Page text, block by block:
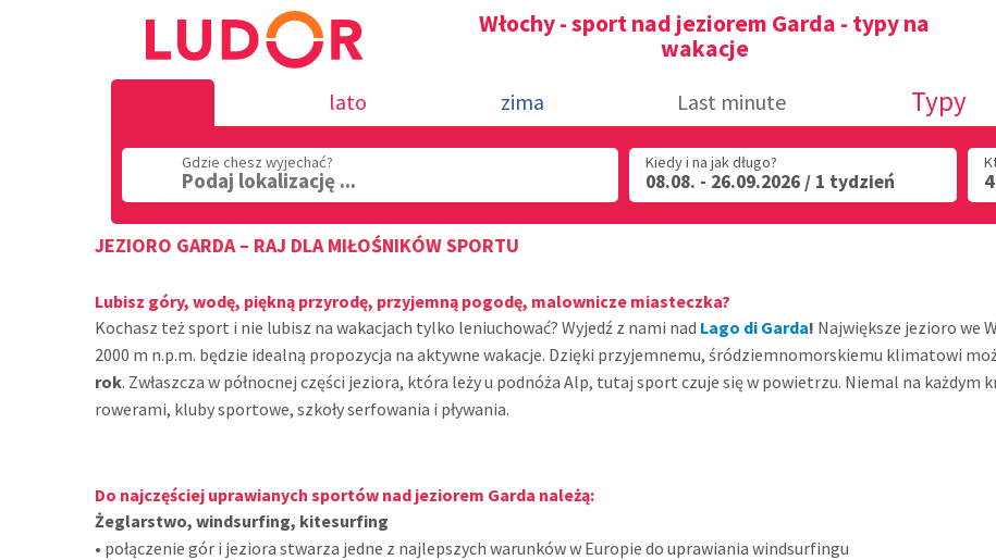
Włochy - sport nad jeziorem Garda - typy na
wakacje
lato zima Last minute Typy
Gdzie chesz wyjechać?
Podaj lokalizację ...
Kiedy i na jak długo?
08.08. - 26.09.2026 / 1 tydzień
JEZIORO GARDA – RAJ DLA MIŁOŚNIKÓW SPORTU
Lubisz góry, wodę, piękną przyrodę, przyjemną pogodę, malownicze miasteczka?
Kochasz też sport i nie lubisz na wakacjach tylko leniuchować? Wyjedź z nami nad Lago di Garda! Największe jezioro we
2000 m n.p.m. będzie idealną propozycja na aktywne wakacje. Dzięki przyjemnemu, śródziemnomorskiemu klimatowi
rok. Zwłaszcza w północnej części jeziora, która leży u podnóża Alp, tutaj sport czuje się w powietrzu. Niemal na
rowerami, kluby sportowe, szkoły serfowania i pływania.
Do najczęściej uprawianych sportów nad jeziorem Garda należą:
Żeglarstwo, windsurfing, kitesurfing
• połączenie gór i jeziora stwarza jedne z najlepszych warunków w Europie do uprawiania windsurfingu